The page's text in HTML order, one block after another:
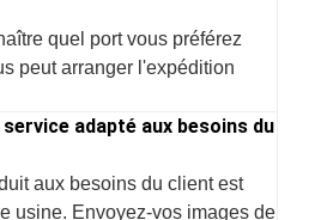
quel port vous préférez
peut arranger l'expédition
adapté aux besoins du
aux besoins du client est
usine. Envoyez-vos images de